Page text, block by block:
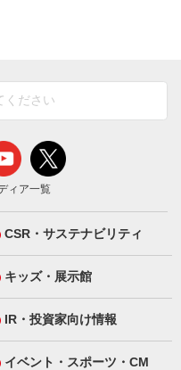
ィア一覧
CSR・サステナビリティ
キッズ・展示館
IR・投資家向け情報
イベント・スポーツ・CM